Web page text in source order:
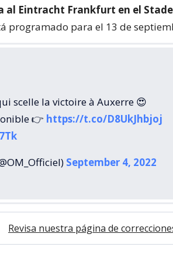
al Eintracht Frankfurt en el Stade
programado para el 13 de
scelle la victoire à Auxerre 😍
👉 https://t.co/D8UkJhbjoj
September 4, 2022
Revisa nuestra página de